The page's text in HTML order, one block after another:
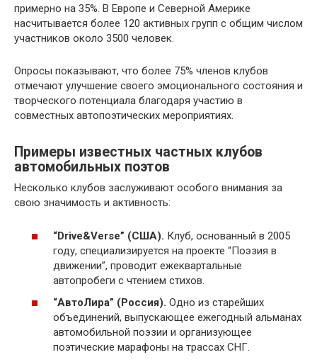
примерно на 35%. В Европе и Северной Америке
насчитывается более 120 активных групп с общим числом
участников около 3500 человек.
Опросы показывают, что более 75% членов клубов
отмечают улучшение своего эмоционального состояния и
творческого потенциала благодаря участию в
совместных автопоэтических мероприятиях.
Примеры известных частных клубов
автомобильных поэтов
Несколько клубов заслуживают особого внимания за
свою значимость и активность:
“Drive&Verse” (США). Клуб, основанный в 2005
году, специализируется на проекте “Поэзия в
движении”, проводит ежеквартальные
автопробеги с чтением стихов.
“АвтоЛира” (Россия). Одно из старейших
объединений, выпускающее ежегодный альманах
автомобильной поэзии и организующее
поэтические марафоны на трассах СНГ.